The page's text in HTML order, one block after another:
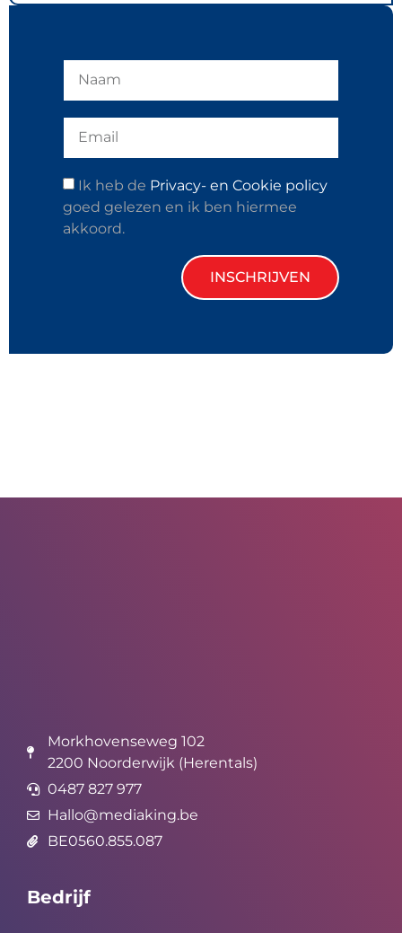
Ik heb de Privacy- en Cookie policy
goed gelezen en ik ben hiermee
akkoord.
INSCHRIJVEN
Morkhovenseweg 102
2200 Noorderwijk (Herentals)
0487 827 977
Hallo@mediaking.be
BE0560.855.087
Bedrijf